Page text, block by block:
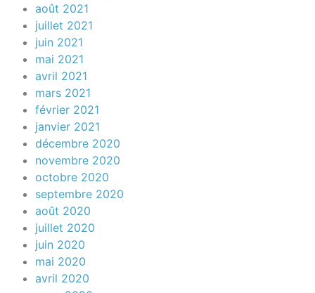
août 2021
juillet 2021
juin 2021
mai 2021
avril 2021
mars 2021
février 2021
janvier 2021
décembre 2020
novembre 2020
octobre 2020
septembre 2020
août 2020
juillet 2020
juin 2020
mai 2020
avril 2020